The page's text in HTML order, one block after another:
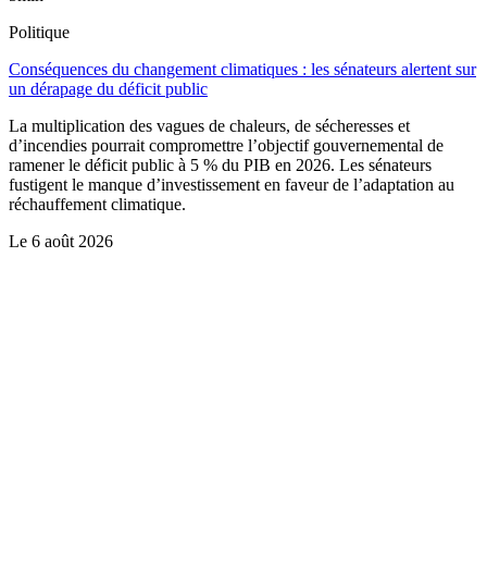
Politique
Conséquences du changement climatiques : les sénateurs alertent sur
un dérapage du déficit public
La multiplication des vagues de chaleurs, de sécheresses et
d’incendies pourrait compromettre l’objectif gouvernemental de
ramener le déficit public à 5 % du PIB en 2026. Les sénateurs
fustigent le manque d’investissement en faveur de l’adaptation au
réchauffement climatique.
Le 6 août 2026